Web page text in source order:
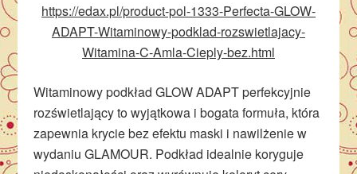
https://edax.pl/product-pol-1333-Perfecta-GLOW-
ADAPT-Witaminowy-podklad-rozswietlajacy-
Witamina-C-Amla-Cieply-bez.html
Witaminowy podkład GLOW ADAPT perfekcyjnie
rozświetlający to wyjątkowa i bogata formuła, która
zapewnia krycie bez efektu maski i nawilżenie w
wydaniu GLAMOUR. Podkład idealnie koryguje